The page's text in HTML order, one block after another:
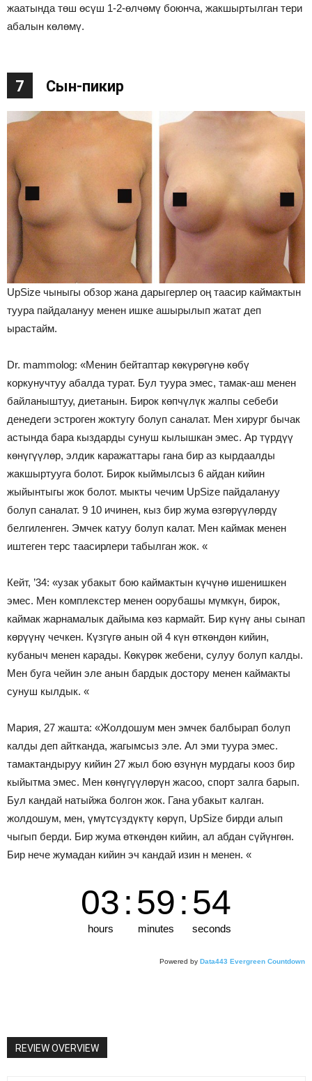
жаатында төш өсүш 1-2-өлчөмү боюнча, жакшыртылган тери
абалын көлөмү.
7 Сын-пикир
UpSize чыныгы обзор жана дарыгерлер оң таасир каймактын
туура пайдалануу менен ишке ашырылып жатат деп
ырастайм.
Dr. mammolog: «Менин бейтаптар көкүрөгүнө көбү
коркунучтуу абалда турат. Бул туура эмес, тамак-аш менен
байланыштуу, диетанын. Бирок көпчүлүк жалпы себеби
денедеги эстроген жоктугу болуп саналат. Мен хирург бычак
астында бара кыздарды сунуш кылышкан эмес. Ар түрдүү
көнүгүүлөр, элдик каражаттары гана бир аз кырдаалды
жакшыртууга болот. Бирок кыймылсыз 6 айдан кийин
жыйынтыгы жок болот. мыкты чечим UpSize пайдалануу
болуп саналат. 9 10 ичинен, кыз бир жума өзгөрүүлөрдү
белгиленген. Эмчек катуу болуп калат. Мен каймак менен
иштеген терс таасирлери табылган жок. «
Кейт, ’34: «узак убакыт бою каймактын күчүнө ишенишкен
эмес. Мен комплекстер менен оорубашы мүмкүн, бирок,
каймак жарнамалык дайыма көз кармайт. Бир күнү аны сынап
көрүүнү чечкен. Күзгүгө анын ой 4 күн өткөндөн кийин,
кубаныч менен карады. Көкүрөк жебени, сулуу болуп калды.
Мен буга чейин эле анын бардык достору менен каймакты
сунуш кылдык. «
Мария, 27 жашта: «Жолдошум мен эмчек балбырап болуп
калды деп айтканда, жагымсыз эле. Ал эми туура эмес.
тамактандыруу кийин 27 жыл бою өзүнүн мурдагы кооз бир
кыйытма эмес. Мен көнүгүүлөрүн жасоо, спорт залга барып.
Бул кандай натыйжа болгон жок. Гана убакыт калган.
жолдошум, мен, үмүтсүздүктү көрүп, UpSize бирди алып
чыгып берди. Бир жума өткөндөн кийин, ал абдан сүйүнгөн.
Бир нече жумадан кийин эч кандай изин н менен. «
03
hours
:59
minutes
:53
seconds
Powered by Data443 Evergreen Countdown
REVIEW OVERVIEW